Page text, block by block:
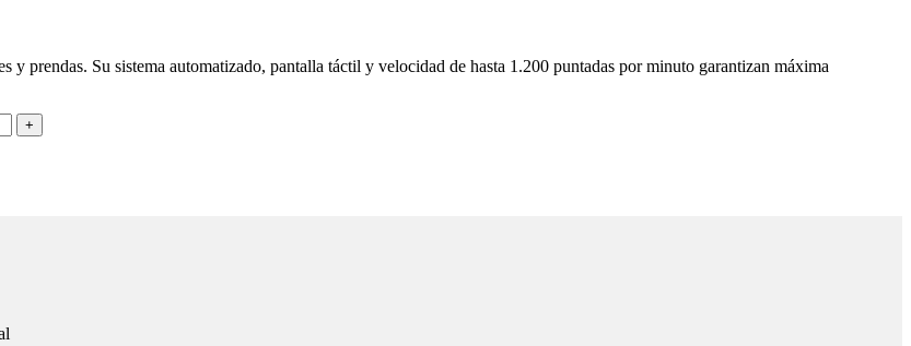
y prendas. Su sistema automatizado, pantalla táctil y velocidad de hasta 1.200 puntadas por minuto garantizan máxima